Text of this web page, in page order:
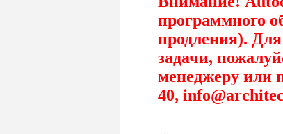
программного
продления).
задачи,
менеджеру или
40,